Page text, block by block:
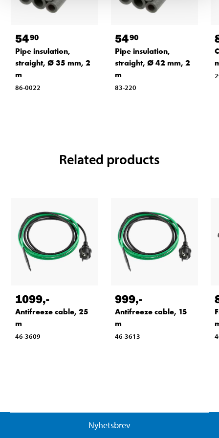
5490
Pipe insulation,
straight, Ø 35 mm, 2
m
86-0022
5490
Pipe insulation,
straight, Ø 42 mm, 2
m
83-220
Related products
1099,-
Antifreeze cable, 25
m
46-3609
999,-
Antifreeze cable, 15
m
46-3613
Nyhetsbrev